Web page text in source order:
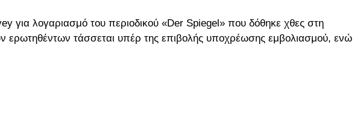
για λογαριασμό του περιοδικού «Der Spiegel» που δόθηκε χθες στη
ερωτηθέντων τάσσεται υπέρ της επιβολής υποχρέωσης εμβολιασμού, ενώ